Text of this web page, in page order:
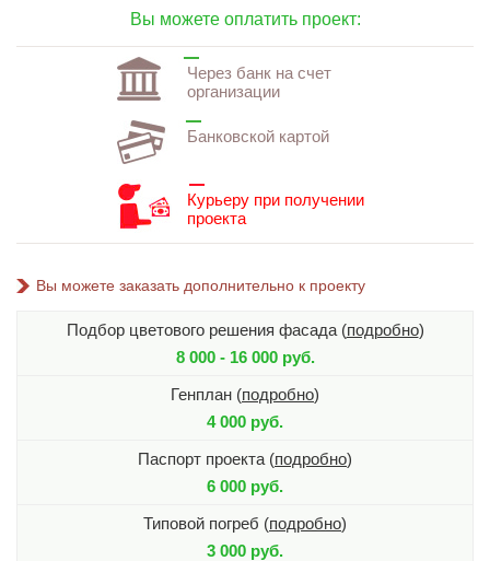
Вы можете оплатить проект:
Через банк на счет
организации
Банковской картой
Курьеру при получении
проекта
Вы можете заказать дополнительно к проекту
Подбор цветового решения фасада (подробно)
8 000 - 16 000 руб.
Генплан (подробно)
4 000 руб.
Паспорт проекта (подробно)
6 000 руб.
Типовой погреб (подробно)
3 000 руб.